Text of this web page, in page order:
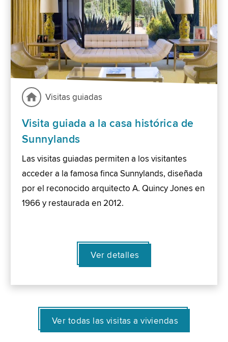
Visitas guiadas
Visita guiada a la casa histórica de
Sunnylands
Las visitas guiadas permiten a los visitantes
acceder a la famosa finca Sunnylands, diseñada
por el reconocido arquitecto A. Quincy Jones en
1966 y restaurada en 2012.
Ver detalles
Ver todas las visitas a viviendas